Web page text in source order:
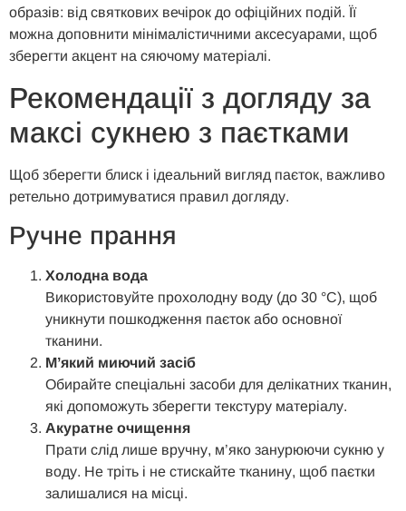
образів: від святкових вечірок до офіційних подій. Її
можна доповнити мінімалістичними аксесуарами, щоб
зберегти акцент на сяючому матеріалі.
Рекомендації з догляду за
максі сукнею з паєтками
Щоб зберегти блиск і ідеальний вигляд паєток, важливо
ретельно дотримуватися правил догляду.
Ручне прання
Холодна вода
Використовуйте прохолодну воду (до 30 °C), щоб
уникнути пошкодження паєток або основної
тканини.
М’який миючий засіб
Обирайте спеціальні засоби для делікатних тканин,
які допоможуть зберегти текстуру матеріалу.
Акуратне очищення
Прати слід лише вручну, м’яко занурюючи сукню у
воду. Не тріть і не стискайте тканину, щоб паєтки
залишалися на місці.